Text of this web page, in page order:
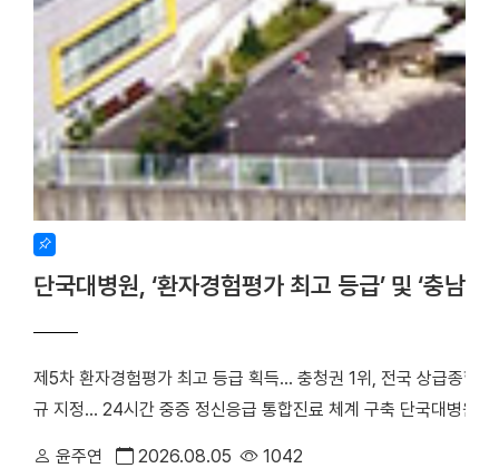
단국대병원, ‘환자경험평가 최고 등급’ 및 ‘충남
제5차 환자경험평가 최고 등급 획득… 충청권 1위, 전국 상급종합
규 지정… 24시간 중증 정신응급 통합진료 체계 구축 단국대병원(
윤주연 2026.08.05 1042